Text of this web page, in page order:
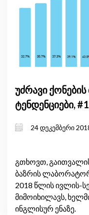
უძრავი
ტენდენციები,
24 დეკემბერი
გთხოვთ,
ბაზრის
2018 წლის ივლის-
მიმოიხილავს,
ინგლისურ ენაზე.